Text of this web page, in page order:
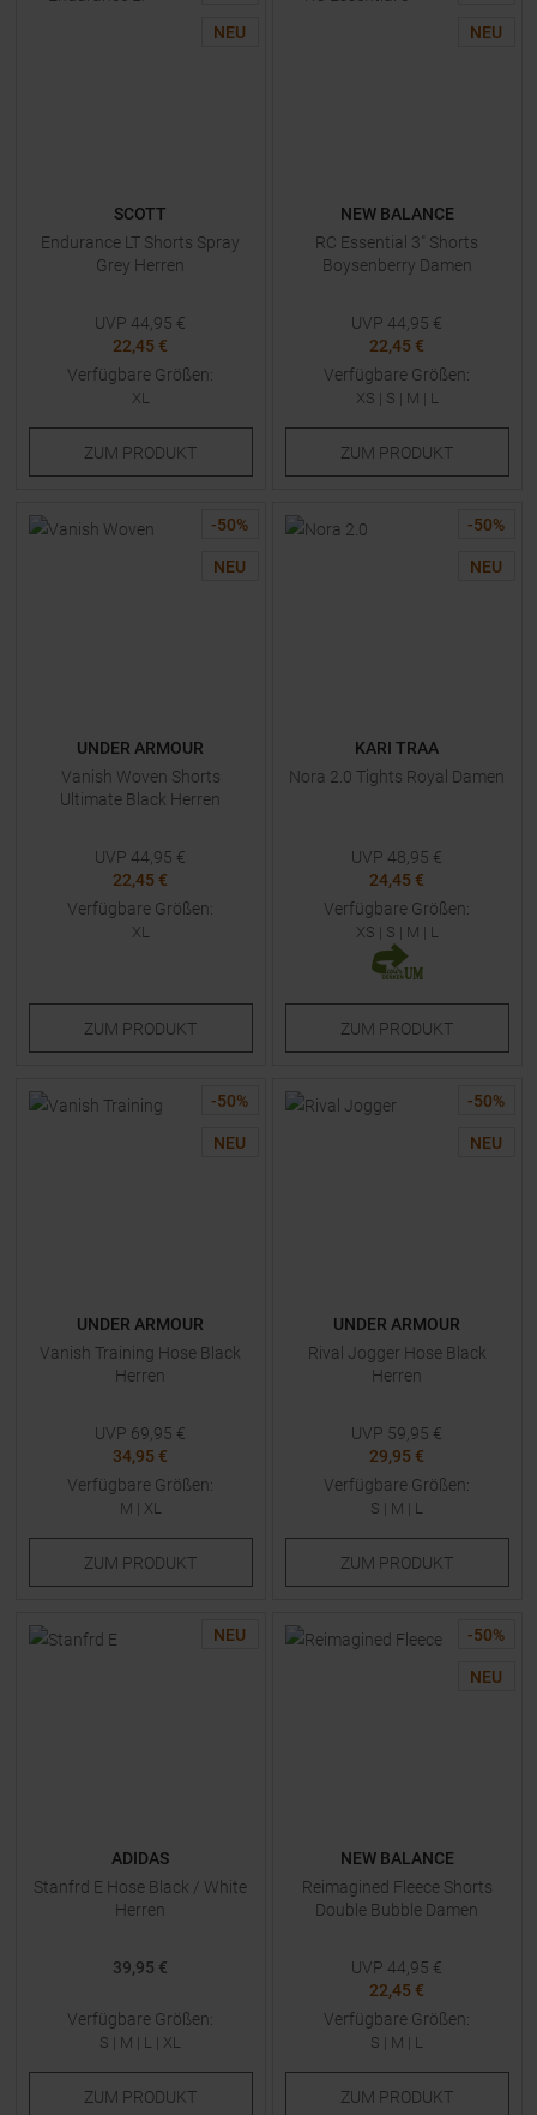
NEU
SCOTT
Endurance LT Shorts Spray
Grey Herren
UVP 44,95 €
22,45 €
Verfügbare Größen:
XL
ZUM PRODUKT
NEU
NEW BALANCE
RC Essential 3" Shorts
Boysenberry Damen
UVP 44,95 €
22,45 €
Verfügbare Größen:
XS | S | M | L
ZUM PRODUKT
-50%
NEU
UNDER ARMOUR
Vanish Woven Shorts
Ultimate Black Herren
UVP 44,95 €
22,45 €
Verfügbare Größen:
XL
ZUM PRODUKT
-50%
NEU
KARI TRAA
Nora 2.0 Tights Royal Damen
UVP 48,95 €
24,45 €
Verfügbare Größen:
XS | S | M | L
ZUM PRODUKT
-50%
NEU
UNDER ARMOUR
Vanish Training Hose Black
Herren
UVP 69,95 €
34,95 €
Verfügbare Größen:
M | XL
ZUM PRODUKT
-50%
NEU
UNDER ARMOUR
Rival Jogger Hose Black
Herren
UVP 59,95 €
29,95 €
Verfügbare Größen:
S | M | L
ZUM PRODUKT
NEU
ADIDAS
Stanfrd E Hose Black / White
Herren
39,95 €
Verfügbare Größen:
S | M | L | XL
ZUM PRODUKT
-50%
NEU
NEW BALANCE
Reimagined Fleece Shorts
Double Bubble Damen
UVP 44,95 €
22,45 €
Verfügbare Größen:
S | M | L
ZUM PRODUKT